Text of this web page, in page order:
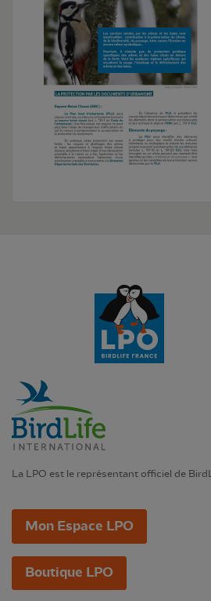
La LPO est le représentant officiel de
Mon Espace LPO
Boutique LPO